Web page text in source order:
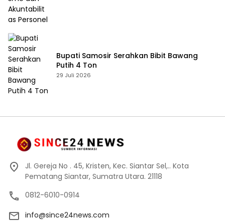
Bupati Samosir Serahkan Bibit Bawang
Putih 4 Ton
29 Juli 2026
Jl. Gereja No . 45, Kristen, Kec. Siantar Sel,.. Kota
Pematang Siantar, Sumatra Utara. 21118
0812-6010-0914
info@since24news.com